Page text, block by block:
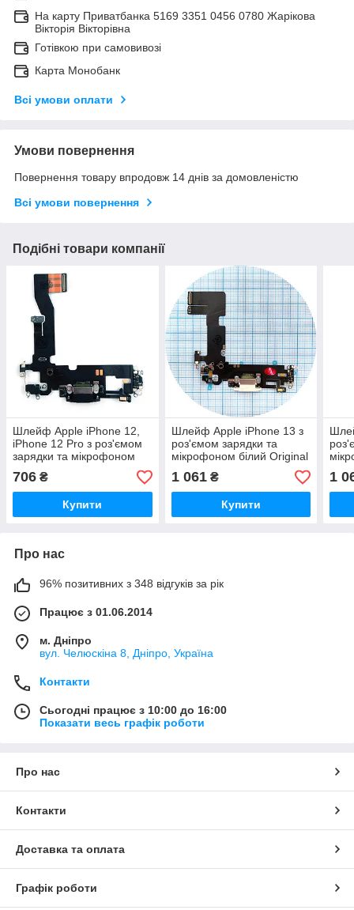
На карту Приватбанка 5169 3351 0456 0780 Жарікова
Вікторія Вікторівна
Готівкою при самовивозі
Карта Монобанк
Всі умови оплати
Умови повернення
Повернення товару впродовж 14 днів за домовленістю
Всі умови повернення
Подібні товари компанії
Шлейф Apple iPhone 12,
iPhone 12 Pro з роз'ємом
зарядки та мікрофоном
чорний Original 100%
706 ₴
Купити
Шлейф Apple iPhone 13 з
роз'ємом зарядки та
мікрофоном білий Original
100%
1 061₴
Купити
1
Про нас
96% позитивних з 348 відгуків за рік
Працює з 01.06.2014
м. Дніпро
вул. Челюскіна 8, Дніпро, Україна
Контакти
Сьогодні працює з 10:00 до 16:00
Показати весь графік роботи
Про нас
Контакти
Доставка та оплата
Графік роботи